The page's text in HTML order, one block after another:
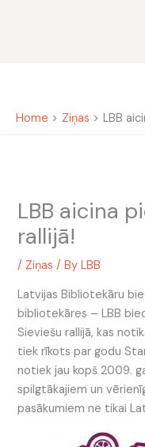
Home Ziņas LBB
LBB aicina
rallijā!
/ Ziņas / ByLBB
Latvijas Bibliotekāru
bibliotekāres – LBB
Sieviešu rallijā, kas
tiek rīkots par godu
notiek jau kopš 2009.
spilgtākajiem un
pasākumiem ne tikai